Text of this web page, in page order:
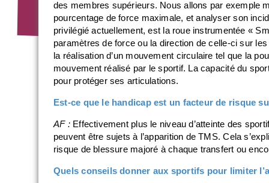
des membres supérieurs. Nous allons par exemple
pourcentage de force maximale, et analyser son
privilégié actuellement, est la roue instrumentée «
paramètres de force ou la direction de celle-ci sur
la réalisation d’un mouvement circulaire tel que la
mouvement réalisé par le sportif. La capacité du
pour protéger ses articulations.
Est-ce que le handicap est un facteur de risque
AF :Effectivement plus le niveau d’atteinte des
peuvent être sujets à l’apparition de TMS. Cela
risque de blessure majoré à chaque transfert ou
Quels conseils donner aux sportifs pour limiter